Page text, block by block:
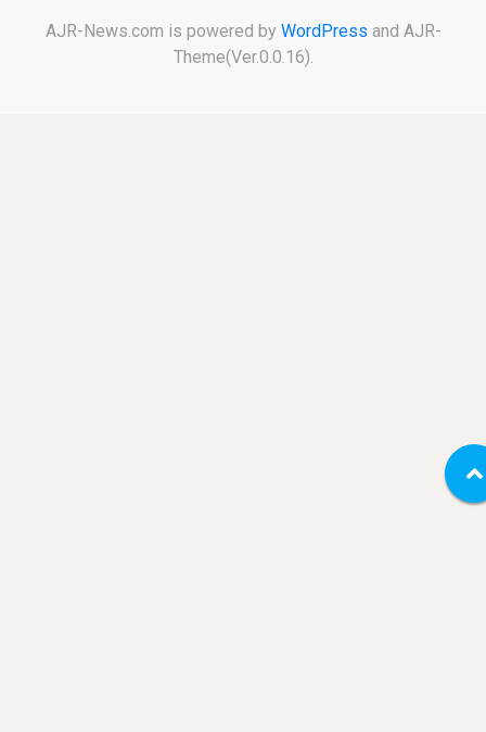
AJR-News.com is powered by WordPress and AJR-
Theme(Ver.0.0.16).